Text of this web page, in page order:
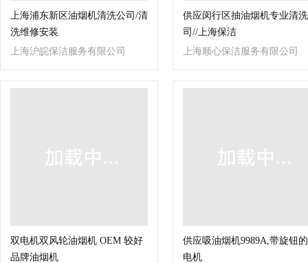
上海浦东新区油烟机清洗公司/清
洗维修安装
上海沪皖保洁服务有限公司
供应闵行区抽油烟机专业清
司//上海保洁
上海顺心保洁服务有限公司
双电机双风轮油烟机 OEM 较好
品牌油烟机
供应吸油烟机9989A,带旋钮
电机